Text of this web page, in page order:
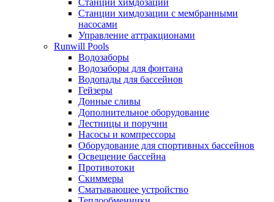
Станции химдозации
Станции химдозации с мембранными
насосами
Управление аттракционами
Runwill Pools
Водозаборы
Водозаборы для фонтана
Водопады для бассейнов
Гейзеры
Донные сливы
Дополнительное оборудование
Лестницы и поручни
Насосы и компрессоры
Оборудование для спортивных бассейнов
Освещение бассейна
Противотоки
Скиммеры
Сматывающее устройство